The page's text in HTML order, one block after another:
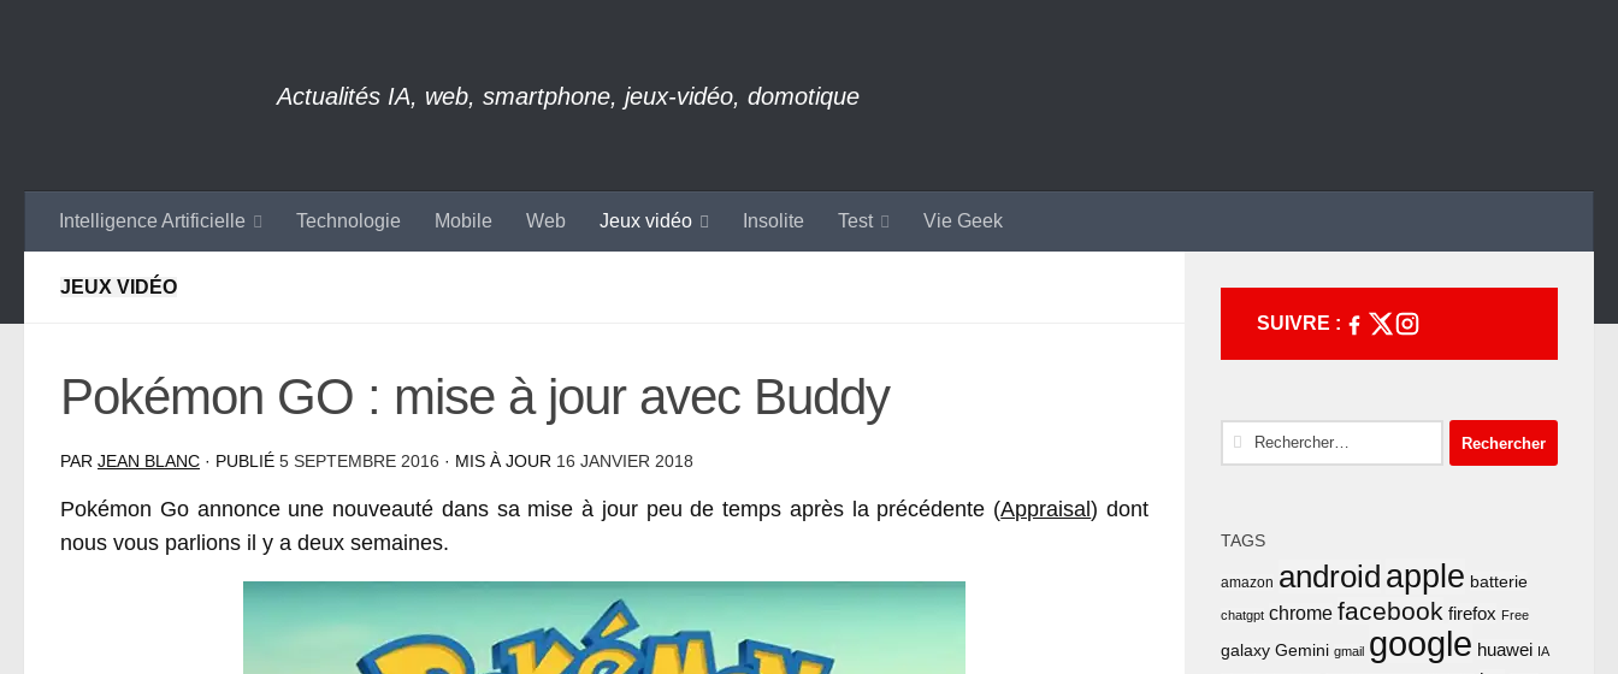
Actualités IA, web, smartphone, jeux-vidéo, domotique
Intelligence Artificielle Technologie Mobile Web Jeux vidéo Insolite Test Vie Geek
JEUX VIDÉO
Pokémon GO : mise à jour avec Buddy
PAR JEAN BLANC · PUBLIÉ 5 SEPTEMBRE 2016 · MIS À JOUR 16 JANVIER 2018
Pokémon Go annonce une nouveauté dans sa mise à jour peu de temps après la précédente (Appraisal) dont
nous vous parlions il y a deux semaines.
SUIVRE :
Rechercher :
TAGS
amazon android apple batterie
chatgpt chrome facebook firefox Free
galaxy Gemini gmail google huawei IA